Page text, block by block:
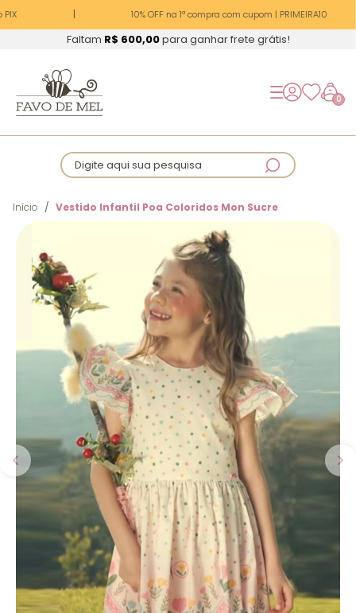
10% OFF na 1ª compra com cupom | PRIMEIRA10
Faltam R$ 600,00para ganhar frete grátis!
0
Digite aqui sua pesquisa
Início Vestido Infantil Poa Coloridos Mon Sucre